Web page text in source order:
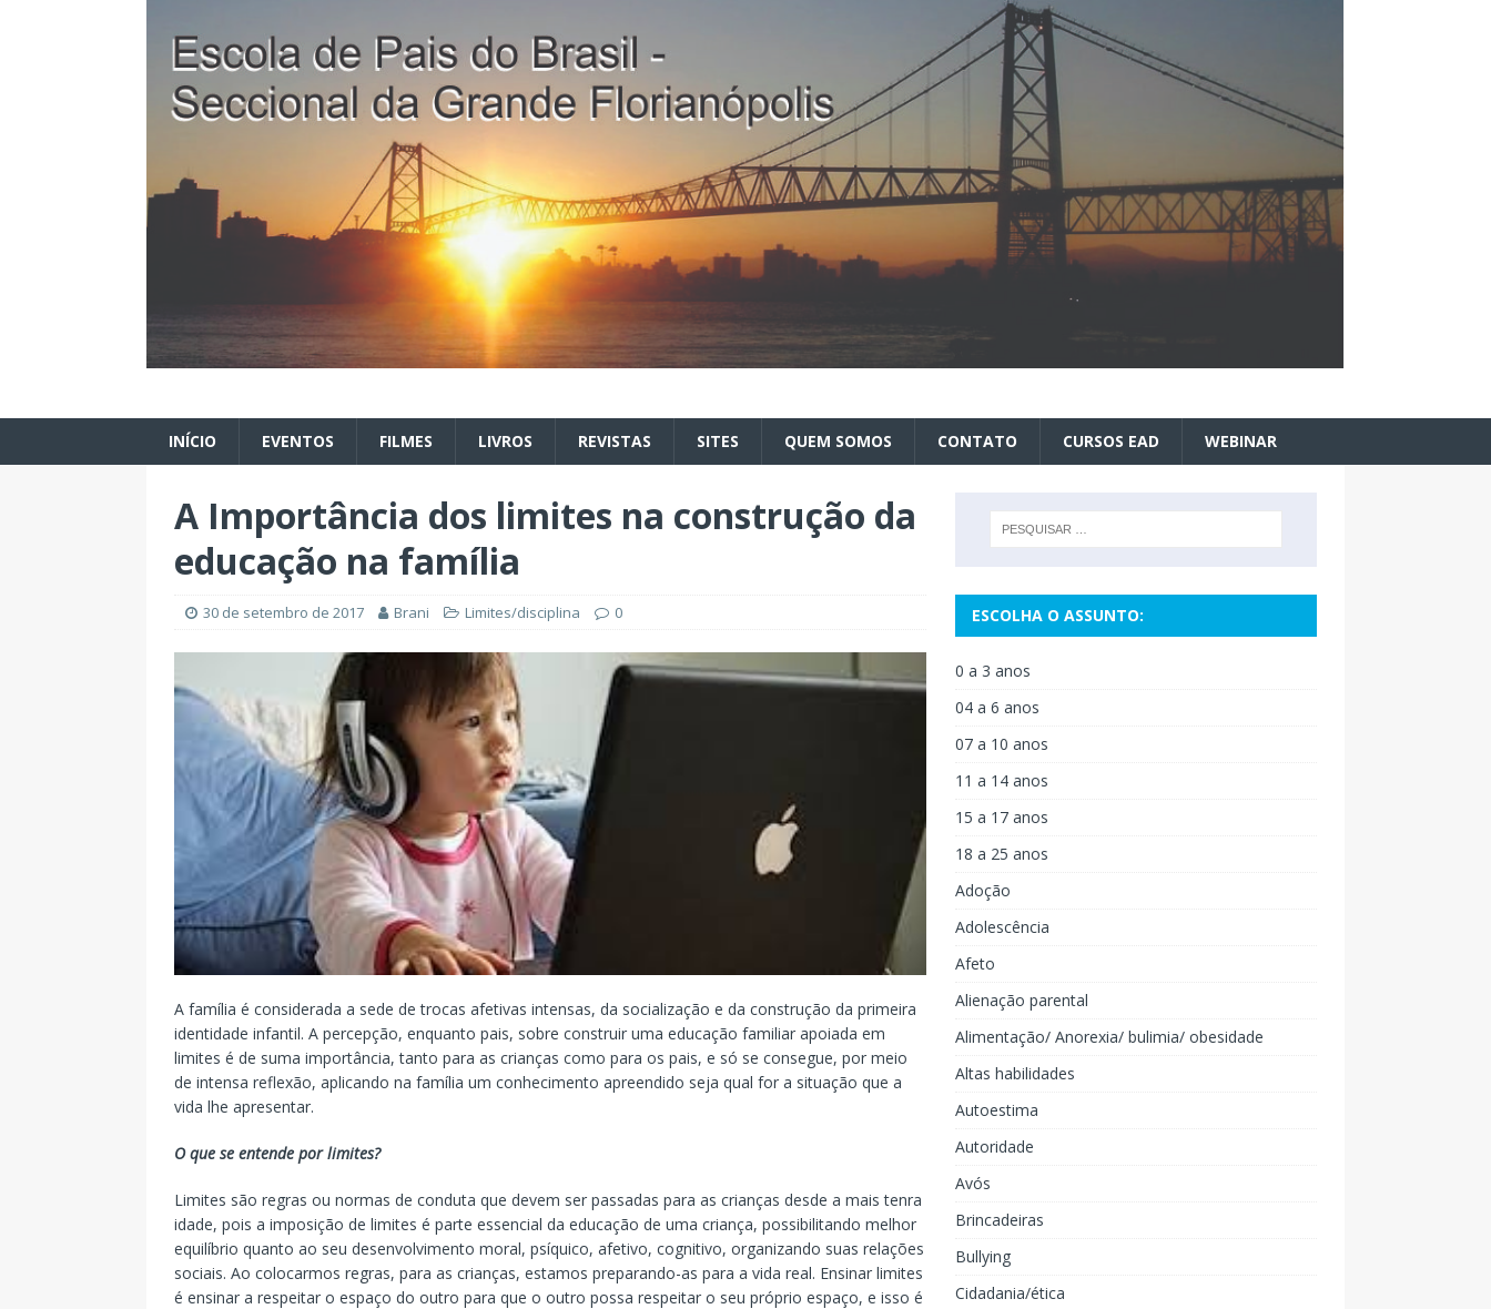
INÍCIO EVENTOS FILMES LIVROS REVISTAS SITES QUEM SOMOS CONTATO CURSOS EAD WEBINAR
A Importância dos limites na construção da
educação na família
30 de setembro de 2017 Brani Limites/disciplina 0
A família é considerada a sede de trocas afetivas intensas, da socialização e da construção da primeira
identidade infantil. A percepção, enquanto pais, sobre construir uma educação familiar apoiada em
limites é de suma importância, tanto para as crianças como para os pais, e só se consegue, por meio
de intensa reflexão, aplicando na família um conhecimento apreendido seja qual for a situação que a
vida lhe apresentar.
O que se entende por limites?
Limites são regras ou normas de conduta que devem ser passadas para as crianças desde a mais tenra
idade, pois a imposição de limites é parte essencial da educação de uma criança, possibilitando melhor
equilíbrio quanto ao seu desenvolvimento moral, psíquico, afetivo, cognitivo, organizando suas relações
sociais. Ao colocarmos regras, para as crianças, estamos preparando-as para a vida real. Ensinar limites
é ensinar a respeitar o espaço do outro para que o outro possa respeitar o seu próprio espaço, e isso é
ESCOLHA O ASSUNTO:
0 a 3 anos
04 a 6 anos
07 a 10 anos
11 a 14 anos
15 a 17 anos
18 a 25 anos
Adoção
Adolescência
Afeto
Alienação parental
Alimentação/ Anorexia/ bulimia/ obesidade
Altas habilidades
Autoestima
Autoridade
Avós
Brincadeiras
Bullying
Cidadania/ética